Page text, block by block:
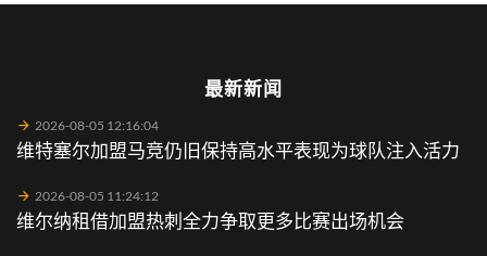
最新新闻
2026-08-05 12:16:04
维特塞尔加盟马竞仍旧保持高水平表现为球队注入活力
2026-08-05 11:24:12
维尔纳租借加盟热刺全力争取更多比赛出场机会